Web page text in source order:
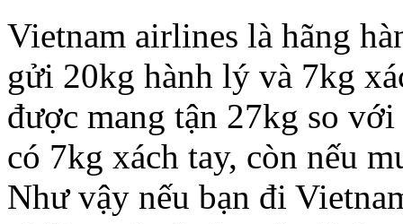
Vietnam airlines là hãng
gửi 20kg hành lý và 7kg
được mang tận 27kg so
có 7kg xách tay, còn nếu
Như vậy nếu bạn đi